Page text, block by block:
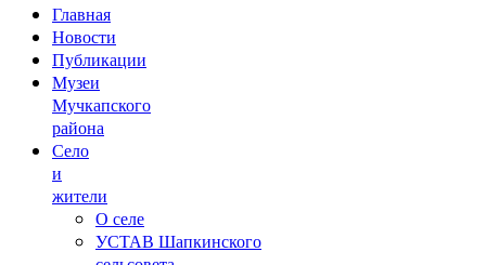
Главная
Новости
Публикации
Музеи
Мучкапского
района
Село
и
жители
О селе
УСТАВ Шапкинского